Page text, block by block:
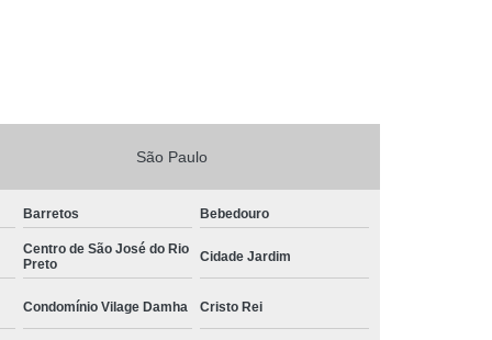
São Paulo
Barretos Bebedouro
Centro de São José do Rio
Preto
Cidade Jardim
Condomínio Vilage Damha Cristo Rei